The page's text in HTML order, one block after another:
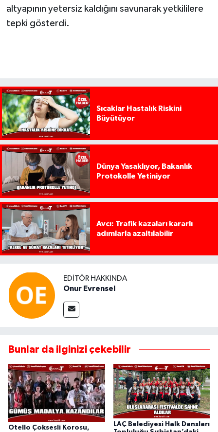
altyapının yetersiz kaldığını savunarak yetkililere
tepki gösterdi.
Sıcaklar Hastalık Riskini
Büyütüyor
Dünya Yasaklıyor, Bakanlık
Protokolle Yetiniyor
Avcı: Trafik kazaları kararlı
adımlarla azaltılabilir
EDITÖR HAKKINDA
Onur Evrensel
Bunlar da ilginizi çekebilir
Otello Çoksesli Korosu,
LAÇ Belediyesi Halk Dansları